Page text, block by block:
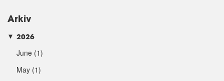
Arkiv
► 2026
June (1)
May (1)